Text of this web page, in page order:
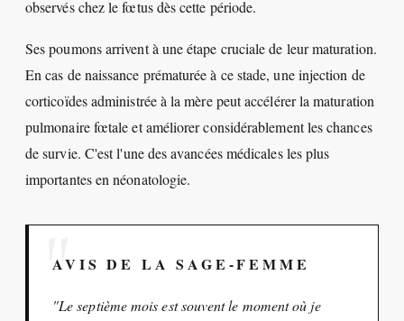
observés chez le fœtus dès cette période.
Ses poumons arrivent à une étape cruciale de leur maturation.
En cas de naissance prématurée à ce stade, une injection de
corticoïdes administrée à la mère peut accélérer la maturation
pulmonaire fœtale et améliorer considérablement les chances
de survie. C'est l'une des avancées médicales les plus
importantes en néonatologie.
AVIS DE LA SAGE-FEMME
"Le septième mois est souvent le moment où je